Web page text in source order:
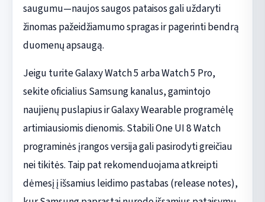
saugumu—naujos saugos pataisos gali uždaryti
žinomas pažeidžiamumo spragas ir pagerinti bendrą
duomenų apsaugą.
Jeigu turite Galaxy Watch 5 arba Watch 5 Pro,
sekite oficialius Samsung kanalus, gamintojo
naujienų puslapius ir Galaxy Wearable programėlę
artimiausiomis dienomis. Stabili One UI 8 Watch
programinės įrangos versija gali pasirodyti greičiau
nei tikitės. Taip pat rekomenduojama atkreipti
dėmesį į išsamius leidimo pastabas (release notes),